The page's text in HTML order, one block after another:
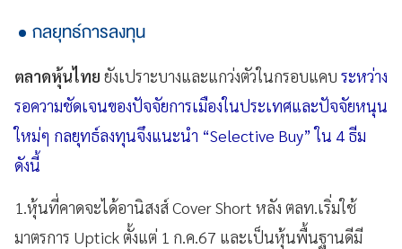
กลยุทธ์การลงทุน
ตลาดหุ้นไทย ยังเปราะบางและแกว่งตัวในกรอบแคบ ระหว่าง
รอความชัดเจนของปัจจัยการเมืองในประเทศและปัจจัยหนุน
ใหม่ๆ กลยุทธ์ลงทุนจึงแนะนำ “Selective Buy” ใน 4 ธีม
ดังนี้
1.หุ้นที่คาดจะได้อานิสงส์ Cover Short หลัง ตลท.เริ่มใช้
มาตรการ Uptick ตั้งแต่ 1 ก.ค.67 และเป็นหุ้นพื้นฐานดีมี